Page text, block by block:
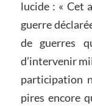
lucide : « Cet
guerre
de guerres
d’intervenir
participation
pires encore